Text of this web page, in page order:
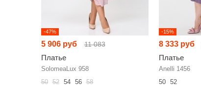
-47%
5 906 руб 11 083
Платье
SolomeaLux 958
50 52 54 56 58
-15%
8 333 руб
Платье
Anelli 1456
50
52